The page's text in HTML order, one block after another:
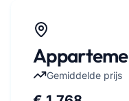
Gemiddelde prijs